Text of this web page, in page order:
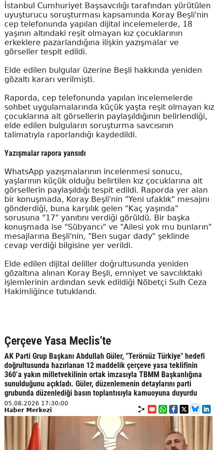
İstanbul Cumhuriyet Başsavcılığı tarafından yürütülen
uyuşturucu soruşturması kapsamında Koray Beşli'nin
cep telefonunda yapılan dijital incelemelerde, 18
yaşının altındaki reşit olmayan kız çocuklarının
erkeklere pazarlandığına ilişkin yazışmalar ve
görseller tespit edildi.
Elde edilen bulgular üzerine Beşli hakkında yeniden
gözaltı kararı verilmişti.
Raporda, cep telefonunda yapılan incelemelerde
sohbet uygulamalarında küçük yaşta reşit olmayan kız
çocuklarına ait görsellerin paylaşıldığının belirlendiği,
elde edilen bulguların soruşturma savcısının
talimatıyla raporlandığı kaydedildi.
Yazışmalar rapora yansıdı
WhatsApp yazışmalarının incelenmesi sonucu,
yaşlarının küçük olduğu belirtilen kız çocuklarına ait
görsellerin paylaşıldığı tespit edildi. Raporda yer alan
bir konuşmada, Koray Beşli'nin "Yeni ufaklık" mesajını
gönderdiği, buna karşılık gelen "Kaç yaşında"
sorusuna "17" yanıtını verdiği görüldü. Bir başka
konuşmada ise "Sübyancı" ve "Ailesi yok mu bunların"
mesajlarına Beşli'nin, "Ben sugar dady" şeklinde
cevap verdiği bilgisine yer verildi.
Elde edilen dijital deliller doğrultusunda yeniden
gözaltına alınan Koray Beşli, emniyet ve savcılıktaki
işlemlerinin ardından sevk edildiği Nöbetçi Sulh Ceza
Hakimliğince tutuklandı.
Çerçeve Yasa Meclis’te
AK Parti Grup Başkanı Abdullah Güler, "Terörsüz Türkiye" hedefi
doğrultusunda hazırlanan 12 maddelik çerçeve yasa teklifinin
360’a yakın milletvekilinin ortak imzasıyla TBMM Başkanlığına
sunulduğunu açıkladı. Güler, düzenlemenin detaylarını parti
grubunda düzenlediği basın toplantısıyla kamuoyuna duyurdu
05.08.2026 17:30:00
Haber Merkezi